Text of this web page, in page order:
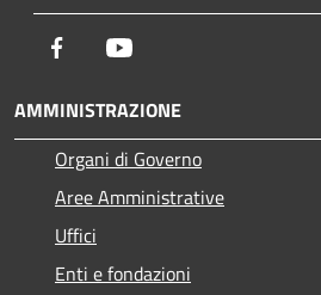
Facebook
AMMINISTRAZIONE
Organi di Governo
Aree Amministrative
Uffici
Enti e fondazioni